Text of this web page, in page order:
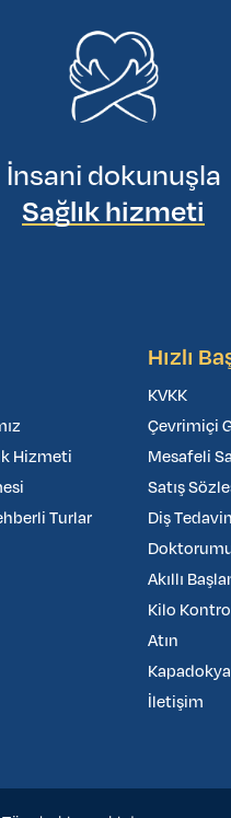
İnsani dokunuşla
Sağlık hizmeti
Hizmeti
Turlar
Hızlı
KVKK
Çevrimiçi
Mesafeli
Satış
Diş
Akıllı
Kilo
Atın
İletişim